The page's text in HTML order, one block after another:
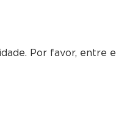
Por favor,